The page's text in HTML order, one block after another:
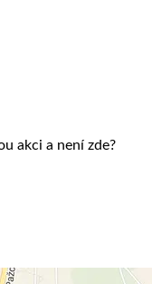
akci a není zde?